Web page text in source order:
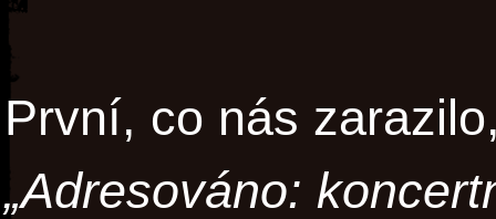
První, co nás
„Adresováno: